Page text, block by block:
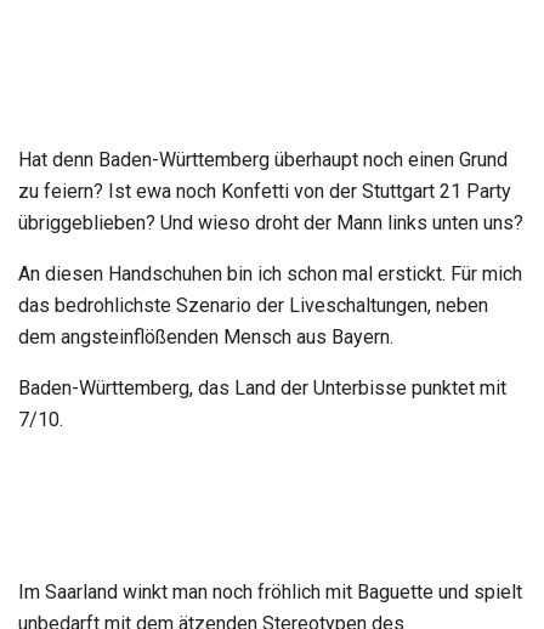
Hat denn Baden-Württemberg überhaupt noch einen Grund
zu feiern? Ist ewa noch Konfetti von der Stuttgart 21 Party
übriggeblieben? Und wieso droht der Mann links unten uns?
An diesen Handschuhen bin ich schon mal erstickt. Für mich
das bedrohlichste Szenario der Liveschaltungen, neben
dem angsteinflößenden Mensch aus Bayern.
Baden-Württemberg, das Land der Unterbisse punktet mit
7/10.
Im Saarland winkt man noch fröhlich mit Baguette und spielt
unbedarft mit dem ätzenden Stereotypen des